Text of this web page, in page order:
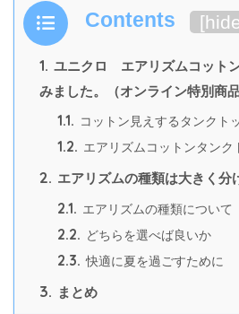
Contents [
1. ユニクロ エアリズムコット
みました。（オンライン特別商品
1.1. コットン見えするタンクト
1.2. エアリズムコットンタンク
2. エアリズムの種類は大きく分
2.1. エアリズムの種類について
2.2. どちらを選べば良いか
2.3. 快適に夏を過ごすために
3. まとめ